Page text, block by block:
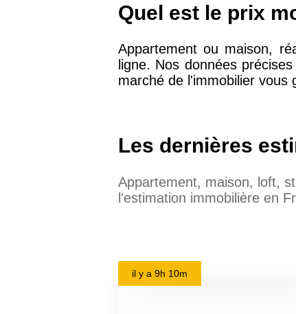
Quel est le prix
Appartement ou maison,
ligne. Nos données
marché de l'immobilier vous
Les dernières
Appartement, maison, loft,
l'estimation immobilière en
il y a 9h 10m